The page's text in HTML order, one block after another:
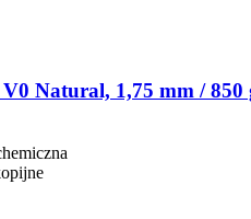
Natural, 1,75 mm / 850